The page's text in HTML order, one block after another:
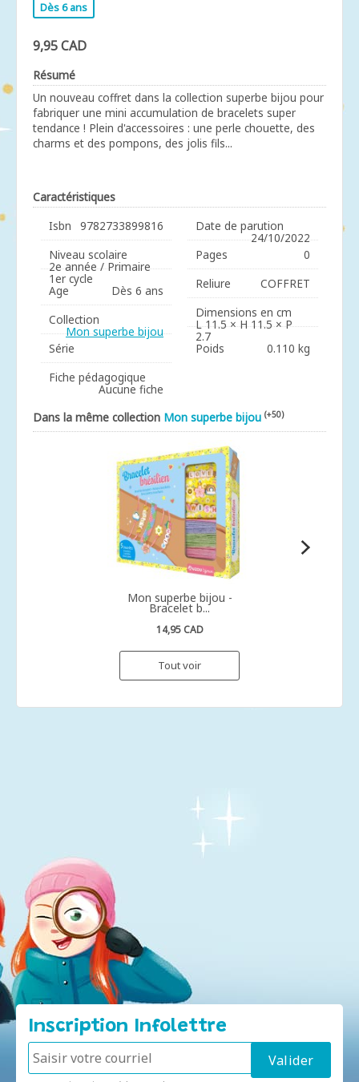
Dès 6 ans
9,95 CAD
Résumé
Un nouveau coffret dans la collection superbe bijou pour
fabriquer une mini accumulation de bracelets super
tendance ! Plein d'accessoires : une perle chouette, des
charms et des pompons, des jolis fils...
Caractéristiques
Isbn
9782733899816
Niveau scolaire
2e année / Primaire
1er cycle
Age
Dès 6 ans
Collection
Mon superbe bijou
Série
Fiche pédagogique
Aucune fiche
Date de parution
24/10/2022
Pages
0
Reliure
COFFRET
Dimensions en cm
L 11.5 × H 11.5 × P
2.7
Poids 0.110 kg
Dans la même collection Mon superbe bijou (+50)
Mon superbe bijou -
Bracelet b...
14,95 CAD
Tout voir
Inscription Infolettre